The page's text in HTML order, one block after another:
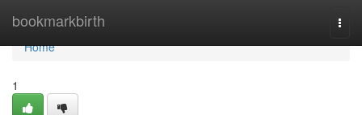
bookmarkbirth
Home
Home
1